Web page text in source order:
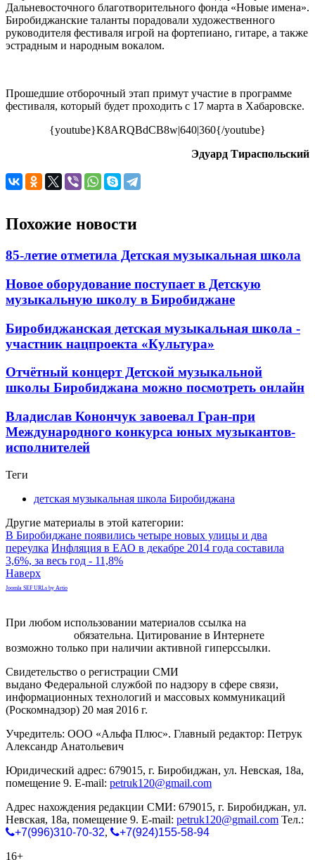
Дальневосточного благотворительного фонда «Новые имена».
Биробиджанские таланты порадовали художественного
руководителя фестиваля игрой на фортепиано, гитаре, а также
эстрадным и народным вокалом.
Прошедшие отборочный этап примут участие в программе
фестиваля, который будет проходить с 17 марта в Хабаровске.
{youtube}K8ARQBdCB8w|640|360{/youtube}
Эдуард Тираспольский
Похожие новости
85-летие отметила Детская музыкальная школа
Новое оборудование поступает в Детскую
музыкальную школу в Биробиджане
Биробиджанская детская музыкальная школа -
участник нацпроекта «Культура»
Отчётный концерт Детской музыкальной
школы Биробиджана можно посмотреть онлайн
Владислав Конончук завоевал Гран-при
Международного конкурса юных музыкантов-
исполнителей
Теги
детская музыкальная школа Биробиджана
Другие материалы в этой категории:
В Биробиджане появились четыре новых улицы и два
переулка Инфляция в ЕАО в декабре 2014 года составила
3,6%, за весь год - 11,8%
Наверх
Joomla SEF URLs by Artio
При любом использовании материалов ссылка на
обязательна. Цитирование в Интернете
возможно только при наличии активной гиперссылки.
Свидетельство о регистрации СМИ
выдано Федеральной службой по надзору в сфере связи,
информационных технологий и массовых коммуникаций
(Роскомнадзор) 20 мая 2016 г.
Учредитель: ООО «Альфа Плюс». Главный редактор: Петрук
Александр Анатольевич
Юридический адрес: 679015, г. Биробиджан, ул. Невская, 18а,
помещение 9. E-mail: petruk120@gmail.com
Адрес нахождения редакции СМИ: 679015, г. Биробиджан, ул.
Невская, 18а, помещение 9. E-mail: petruk120@gmail.com Тел.:
+7(996)310-70-32,
+7(924)155-58-94
16+